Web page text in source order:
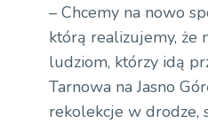
– Chcemy na nowo
którą realizujemy, że
ludziom, którzy idą
Tarnowa na Jasno
rekolekcje w drodze,